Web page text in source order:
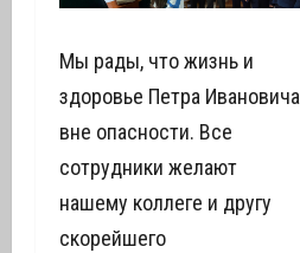
Мы рады, что жизнь и
здоровье Петра Ивановича
вне опасности. Все
сотрудники желают
нашему коллеге и другу
скорейшего